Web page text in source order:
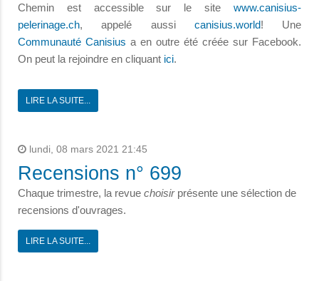
Chemin est accessible sur le site www.canisius-
pelerinage.ch, appelé aussi canisius.world! Une
Communauté Canisius a en outre été créée sur Facebook.
On peut la rejoindre en cliquant ici.
LIRE LA SUITE...
lundi, 08 mars 2021 21:45
Recensions n° 699
Chaque trimestre, la revue choisirprésente une sélection de
recensions d'ouvrages.
LIRE LA SUITE...